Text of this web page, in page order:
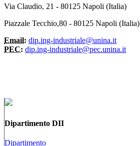
Via Claudio, 21 - 80125 Napoli (Italia)
Piazzale Tecchio,80 - 80125 Napoli (Italia)
Email: dip.ing-industriale@unina.it
PEC: dip.ing-industriale@pec.unina.it
Dipartimento DII
Dipartimento